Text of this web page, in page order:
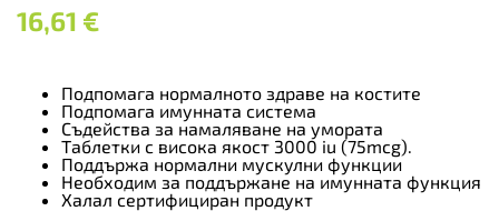
16,61 €
Подпомага нормалното здраве на костите
Подпомага имунната система
Съдейства за намаляване на умората
Таблетки с висока якост 3000 iu (75mcg).
Поддържа нормални мускулни функции
Необходим за поддържане на имунната функция
Халал сертифициран продукт